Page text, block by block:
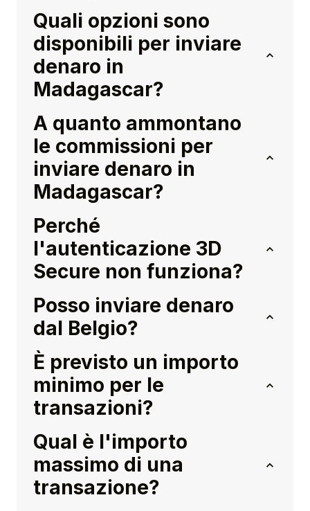
Quali opzioni sono
disponibili per inviare
denaro in
Madagascar?
A quanto ammontano
le commissioni per
inviare denaro in
Madagascar?
Perché
l'autenticazione 3D
Secure non funziona?
Posso inviare denaro
dal Belgio?
È previsto un importo
minimo per le
transazioni?
Qual è l'importo
massimo di una
transazione?